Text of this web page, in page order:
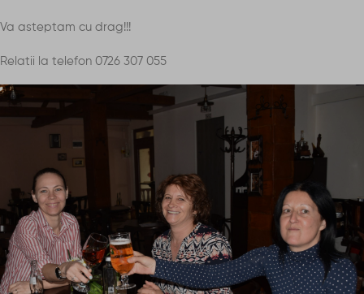
Va asteptam cu drag!!!
Relatii la telefon 0726 307 055